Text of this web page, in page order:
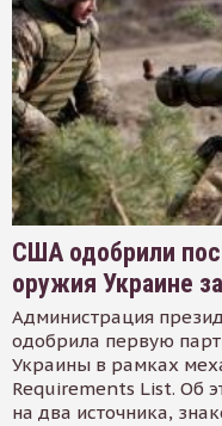
США одобрили
оружия Украине
Администрация
одобрила первую
Украины в рамках
Requirements List. Об
на два источника,